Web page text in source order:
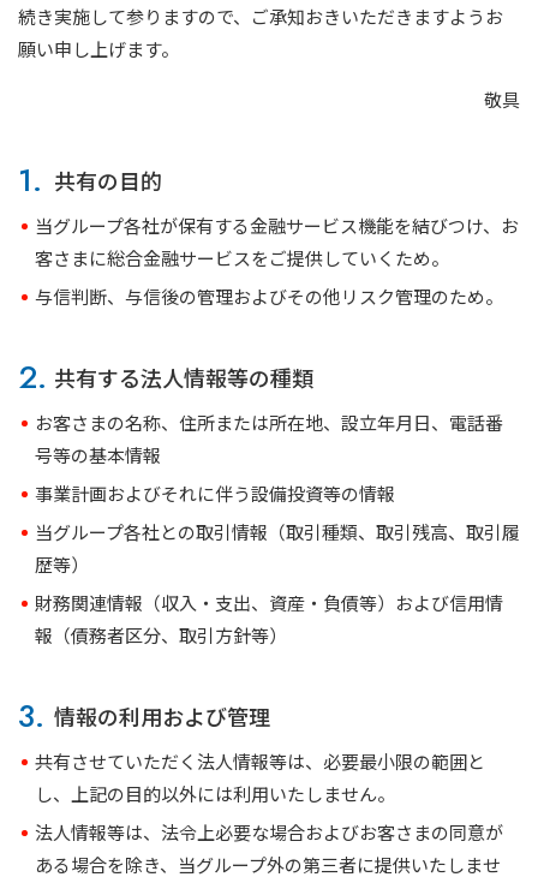
続き実施して参りますので、ご承知おきいただきますようお
願い申し上げます。
敬具
1. 共有の目的
当グループ各社が保有する金融サービス機能を結びつけ、お
客さまに総合金融サービスをご提供していくため。
与信判断、与信後の管理およびその他リスク管理のため。
2. 共有する法人情報等の種類
お客さまの名称、住所または所在地、設立年月日、電話番
号等の基本情報
事業計画およびそれに伴う設備投資等の情報
当グループ各社との取引情報（取引種類、取引残高、取引履
歴等）
財務関連情報（収入・支出、資産・負債等）および信用情
報（債務者区分、取引方針等）
3. 情報の利用および管理
共有させていただく法人情報等は、必要最小限の範囲と
し、上記の目的以外には利用いたしません。
法人情報等は、法令上必要な場合およびお客さまの同意が
ある場合を除き、当グループ外の第三者に提供いたしませ